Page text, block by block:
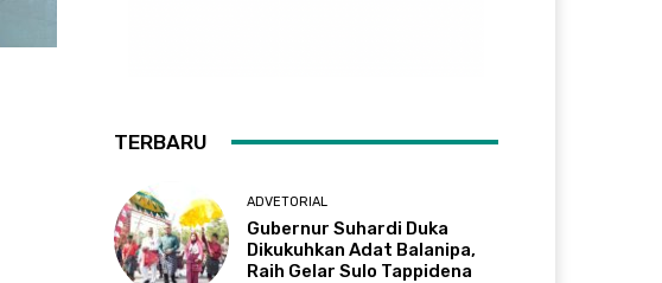
TERBARU
ADVETORIAL
Gubernur Suhardi Duka
Dikukuhkan Adat Balanipa,
Raih Gelar Sulo Tappidena